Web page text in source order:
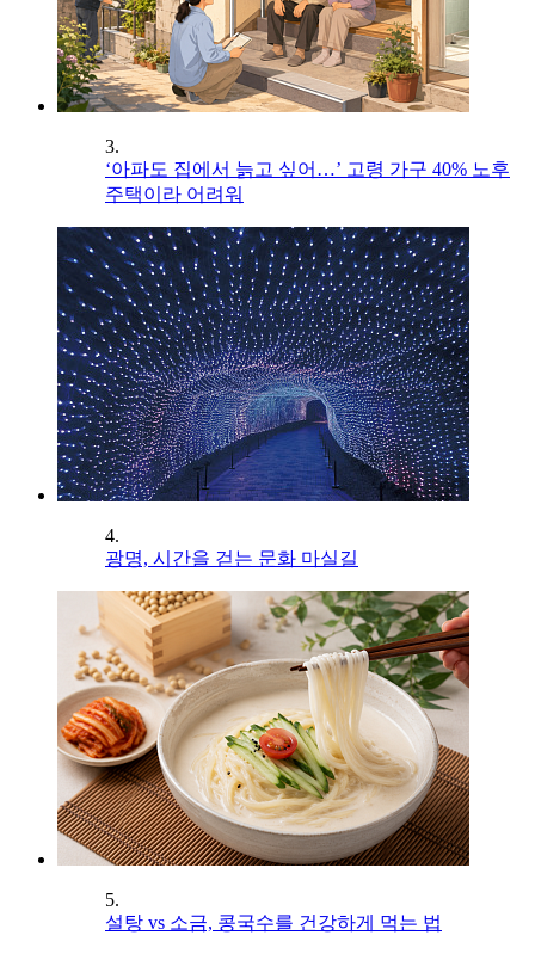
3.
‘아파도 집에서 늙고 싶어…’ 고령 가구 40% 노후
주택이라 어려워
4.
광명, 시간을 걷는 문화 마실길
5.
설탕 vs 소금, 콩국수를 건강하게 먹는 법